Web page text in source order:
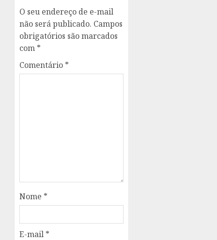
O seu endereço de e-mail
não será publicado. Campos
obrigatórios são marcados
com *
Comentário *
Nome *
E-mail *